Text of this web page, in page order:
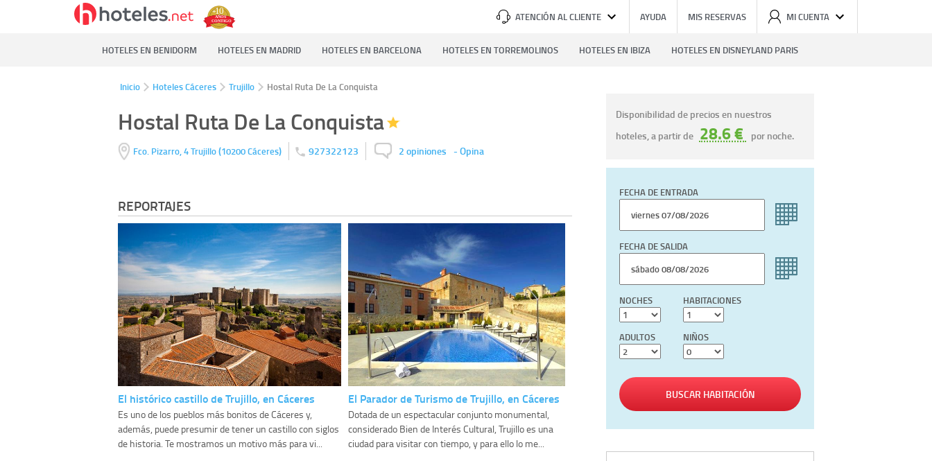
ATENCIÓN AL CLIENTE AYUDA MIS RESERVAS MI CUENTA
HOTELES EN BENIDORM HOTELES EN MADRID HOTELES EN BARCELONA HOTELES EN TORREMOLINOS HOTELES EN IBIZA HOTELES EN DISNEYLAND PARIS
Inicio Hoteles Cáceres Trujillo Hostal Ruta De La Conquista
Hostal Ruta De La Conquista
Fco. Pizarro, 4Trujillo(10200Cáceres) 927322123 2 opiniones -Opina
REPORTAJES
El histórico castillo de Trujillo, en Cáceres
Es uno de los pueblos más bonitos de Cáceres y,
además, puede presumir de tener un castillo con siglos
de historia. Te mostramos un motivo más para vi...
El Parador de Turismo de Trujillo, en Cáceres
Dotada de un espectacular conjunto monumental,
considerado Bien de Interés Cultural, Trujillo es una
ciudad para visitar con tiempo, y para ello lo me...
Disponibilidad de precios en nuestros
hoteles, a partir de 28.6 € por noche.
FECHA DE ENTRADA
FECHA DE SALIDA
NOCHES HABITACIONES
ADULTOS NIÑOS
BUSCAR HABITACIÓN